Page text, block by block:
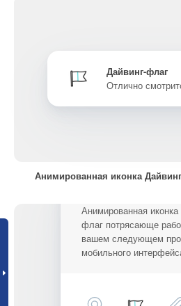
Дайвинг-флаг
Отлично
Анимированная иконка
Анимированная иконка
флаг потрясающе
вашем следующем
мобильного